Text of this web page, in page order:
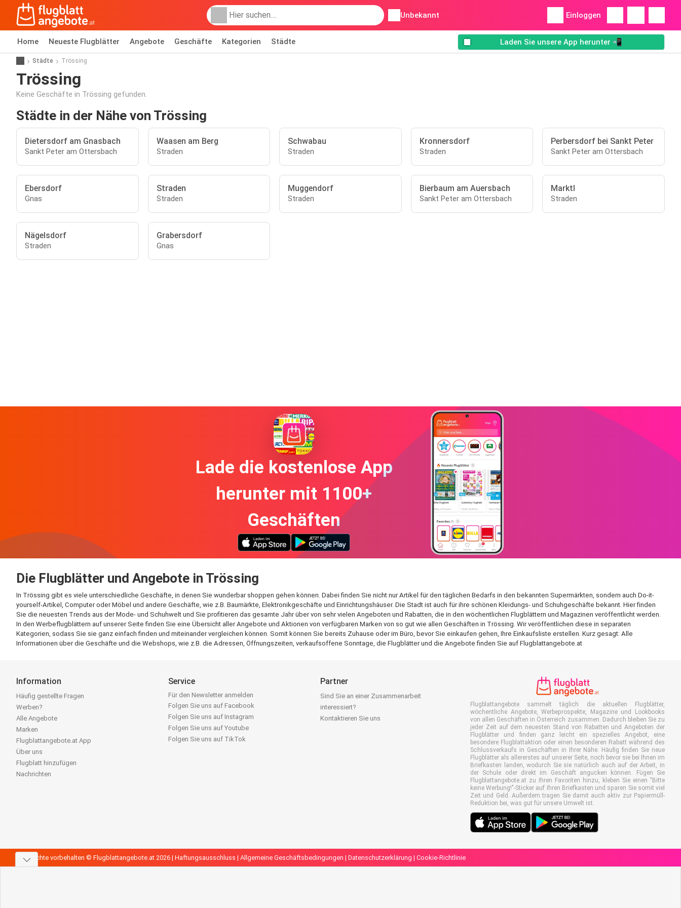
Unbekannt Einloggen
Home Neueste Flugblätter Angebote Geschäfte Kategorien Städte Laden Sie unsere App herunter 📲
Städte Trössing
Trössing
Keine Geschäfte in Trössing gefunden.
Städte in der Nähe von Trössing
Dietersdorf am Gnasbach
Sankt Peter am Ottersbach
Waasen am Berg
Straden
Schwabau
Straden
Kronnersdorf
Straden
Perbersdorf bei Sankt Peter
Sankt Peter am Ottersbach
Ebersdorf
Gnas
Straden
Straden
Muggendorf
Straden
Bierbaum am Auersbach
Sankt Peter am Ottersbach
Marktl
Straden
Nägelsdorf
Straden
Grabersdorf
Gnas
Lade die kostenlose App
herunter mit 1100+
Geschäften
Die Flugblätter und Angebote in Trössing
In Trössing gibt es viele unterschiedliche Geschäfte, in denen Sie wunderbar shoppen gehen können. Dabei finden Sie nicht nur Artikel für den täglichen Bedarfs in den bekannten Supermärkten, sondern auch Do-it-
yourself-Artikel, Computer oder Möbel und andere Geschäfte, wie z.B. Baumärkte, Elektronikgeschäfte und Einrichtungshäuser. Die Stadt ist auch für ihre schönen Kleidungs- und Schuhgeschäfte bekannt. Hier finden
Sie die neuesten Trends aus der Mode- und Schuhwelt und Sie profitieren das gesamte Jahr über von sehr vielen Angeboten und Rabatten, die in den wöchentlichen Flugblättern und Magazinen veröffentlicht werden.
In den Werbeflugblättern auf unserer Seite finden Sie eine Übersicht aller Angebote und Aktionen von verfügbaren Marken von so gut wie allen Geschäften in Trössing. Wir veröffentlichen diese in separaten
Kategorien, sodass Sie sie ganz einfach finden und miteinander vergleichen können. Somit können Sie bereits Zuhause oder im Büro, bevor Sie einkaufen gehen, Ihre Einkaufsliste erstellen. Kurz gesagt: Alle
Informationen über die Geschäfte und die Webshops, wie z.B. die Adressen, Öffnungszeiten, verkaufsoffene Sonntage, die Flugblätter und die Angebote finden Sie auf Flugblattangebote.at
Information
Häufig gestellte Fragen
Werben?
Alle Angebote
Marken
Flugblattangebote.at App
Über uns
Flugblatt hinzufügen
Nachrichten
Service
Für den Newsletter anmelden
Folgen Sie uns auf Facebook
Folgen Sie uns auf Instagram
Folgen Sie uns auf Youtube
Folgen Sie uns auf TikTok
Partner
Sind Sie an einer Zusammenarbeit
interessiert?
Kontaktieren Sie uns
Flugblattangebote sammelt täglich die aktuellen Flugblätter,
wöchentliche Angebote, Werbeprospekte, Magazine und Lookbooks
von allen Geschäften in Österreich zusammen. Dadurch bleiben Sie zu
jeder Zeit auf dem neuesten Stand von Rabatten und Angeboten der
Flugblätter und finden ganz leicht ein spezielles Angebot, eine
besondere Flugblattaktion oder einen besonderen Rabatt während des
Schlussverkaufs in Geschäften in Ihrer Nähe. Häufig finden Sie neue
Flugblätter als allererstes auf unserer Seite, noch bevor sie bei Ihnen im
Briefkasten landen, wodurch Sie sie natürlich auch auf der Arbeit, in
der Schule oder direkt im Geschäft angucken können. Fügen Sie
Flugblattangebote.at zu Ihren Favoriten hinzu, kleben Sie einen "Bitte
keine Werbung!"-Sticker auf Ihren Briefkasten und sparen Sie somit viel
Zeit und Geld. Außerdem tragen Sie damit auch aktiv zur Papiermüll-
Reduktion bei, was gut für unsere Umwelt ist.
Alle Rechte vorbehalten © Flugblattangebote.at 2026 | Haftungsausschluss | Allgemeine Geschäftsbedingungen | Datenschutzerklärung | Cookie-Richtlinie